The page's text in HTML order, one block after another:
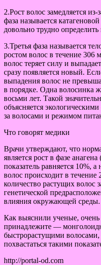
2.Рост волос замедляется
фаза называется
довольно трудно
3.Третья фаза называется
ростом волос в течение 306
волос теряет силу и
сразу появляется новый.
выпадения волос не
в порядке. Одна волосинка
восьми лет. Такой
объясняется
за волосами и режимом
Что говорят медики
Врачи утверждают, что
является рост в фазе
показатель равняется 10%,
волос происходит в течение
количество растущих волос
генетической
влияния окружающей среды.
Как выяснили ученые,
принадлежите —
быстрорастущими
похвастаться такими
http://portal-od.com